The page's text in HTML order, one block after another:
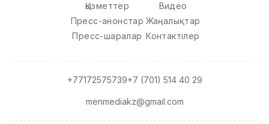
Қызметтер
Пресс-анонстар
Пресс-шаралар
Видео
Жаңалықтар
Контактілер
menmediakz@gmail.com
+77172575739+7 (701) 514 40 29